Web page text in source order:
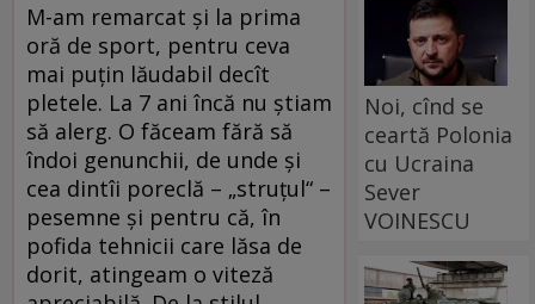
M-am remarcat şi la prima
oră de sport, pentru ceva
mai puţin lăudabil decît
pletele. La 7 ani încă nu ştiam
să alerg. O făceam fără să
îndoi genunchii, de unde şi
cea dintîi poreclă – „struţul“ –
pesemne şi pentru că, în
pofida tehnicii care lăsa de
dorit, atingeam o viteză
Noi, cînd se
ceartă Polonia
cu Ucraina
Sever
VOINESCU